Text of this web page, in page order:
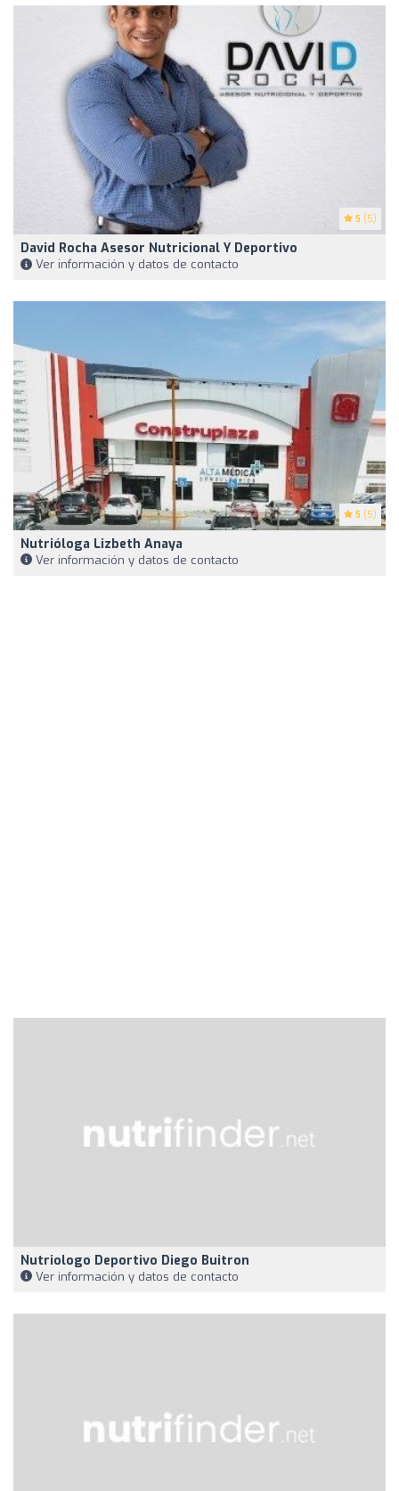
5 (5)
David Rocha Asesor Nutricional Y Deportivo
Ver información y datos de contacto
5 (5)
Nutrióloga Lizbeth Anaya
Ver información y datos de contacto
Nutriologo Deportivo Diego Buitron
Ver información y datos de contacto